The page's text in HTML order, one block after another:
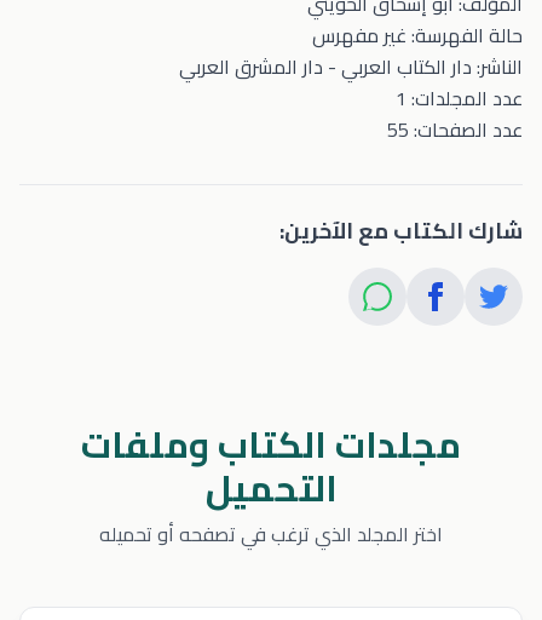
حالة الفهرسة: غير مفهرس
الناشر: دار الكتاب العربي - دار المشرق العربي
عدد المجلدات: 1
عدد الصفحات: 55
شارك الكتاب مع الآخرين:
مجلدات الكتاب وملفات
التحميل
اختر المجلد الذي ترغب في تصفحه أو تحميله